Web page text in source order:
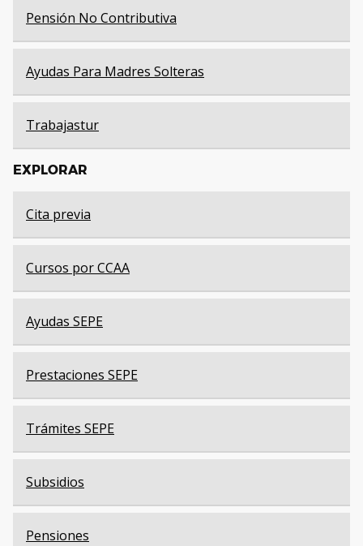
Pensión No Contributiva
Ayudas Para Madres Solteras
Trabajastur
EXPLORAR
Cita previa
Cursos por CCAA
Ayudas SEPE
Prestaciones SEPE
Trámites SEPE
Subsidios
Pensiones